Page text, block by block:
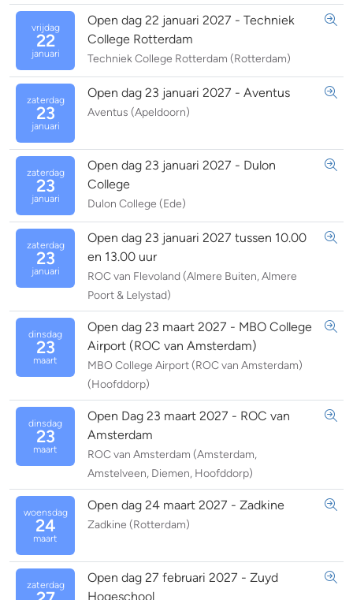
vrijdag
22
januari
Open dag 22 januari 2027 - Techniek
College Rotterdam
Techniek College Rotterdam (Rotterdam)
zaterdag
23
januari
Open dag 23 januari 2027 - Aventus
Aventus (Apeldoorn)
zaterdag
23
januari
Open dag 23 januari 2027 - Dulon
College
Dulon College (Ede)
zaterdag
23
januari
Open dag 23 januari 2027 tussen 10.00
en 13.00 uur
ROC van Flevoland (Almere Buiten, Almere
Poort & Lelystad)
dinsdag
23
maart
Open dag 23 maart 2027 - MBO College
Airport (ROC van Amsterdam)
MBO College Airport (ROC van Amsterdam)
(Hoofddorp)
dinsdag
23
maart
Open Dag 23 maart 2027 - ROC van
Amsterdam
ROC van Amsterdam (Amsterdam,
Amstelveen, Diemen, Hoofddorp)
woensdag
24
maart
Open dag 24 maart 2027 - Zadkine
Zadkine (Rotterdam)
zaterdag
Open dag 27 februari 2027 - Zuyd
Hogeschool